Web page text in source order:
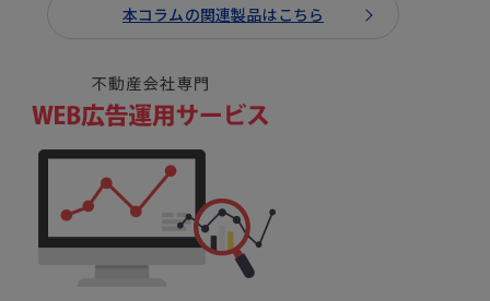
本コラムの関連製品はこちら